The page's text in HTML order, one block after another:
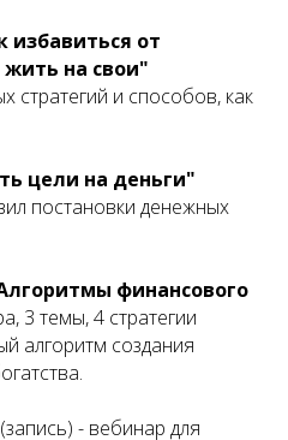
избавиться от
жить на свои"
стратегий и способов, как
цели на деньги"
постановки денежных
финансового
3 темы, 4 стратегии
алгоритм создания
(запись) - вебинар для